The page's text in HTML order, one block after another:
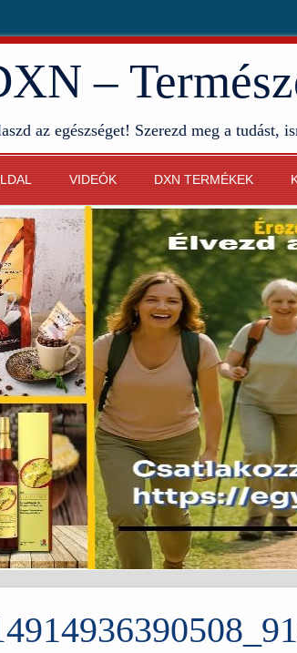
–
az egészséget! Szerezd meg a tudást,
VIDEÓK DXN TERMÉKEK